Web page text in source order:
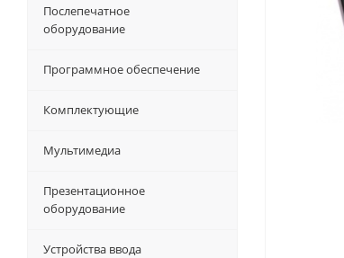
Послепечатное
оборудование
Программное обеспечение
Комплектующие
Мультимедиа
Презентационное
оборудование
Устройства ввода